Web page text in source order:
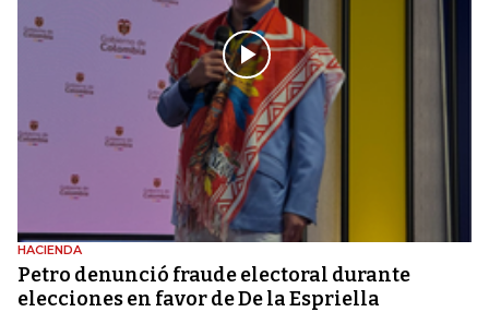
HACIENDA
Petro denunció fraude electoral durante
elecciones en favor de De la Espriella